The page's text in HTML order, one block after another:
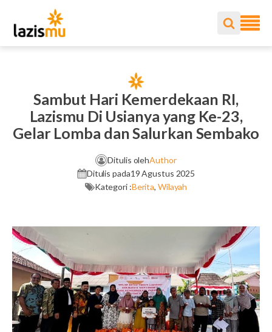
Sambut Hari Kemerdekaan RI,
Lazismu Di Usianya yang Ke-23,
Gelar Lomba dan Salurkan Sembako
Ditulis olehAuthor
Ditulis pada19 Agustus 2025
Kategori :Berita, Wilayah